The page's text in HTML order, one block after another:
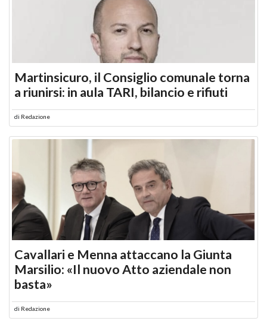
Martinsicuro, il Consiglio comunale torna
a riunirsi: in aula TARI, bilancio e rifiuti
di Redazione
Cavallari e Menna attaccano la Giunta
Marsilio: «Il nuovo Atto aziendale non
basta»
di Redazione